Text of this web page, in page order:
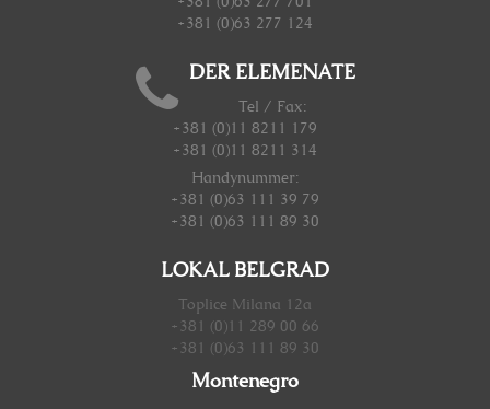
+381 (0)63 277 124
DER ELEMENATE
Tel / Fax:
+381 (0)11 8211 179
+381 (0)11 8211 314
Handynummer:
+381 (0)63 111 39 79
+381 (0)63 111 89 30
LOKAL BELGRAD
Toplice Milana 12a
+381 (0)11 289 00 66
+381 (0)63 111 89 30
Montenegro